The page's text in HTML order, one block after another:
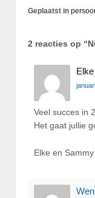
Geplaatst in
2 reacties op “
Elke
Veel succes in
Het gaat jullie
Elke en Sammy